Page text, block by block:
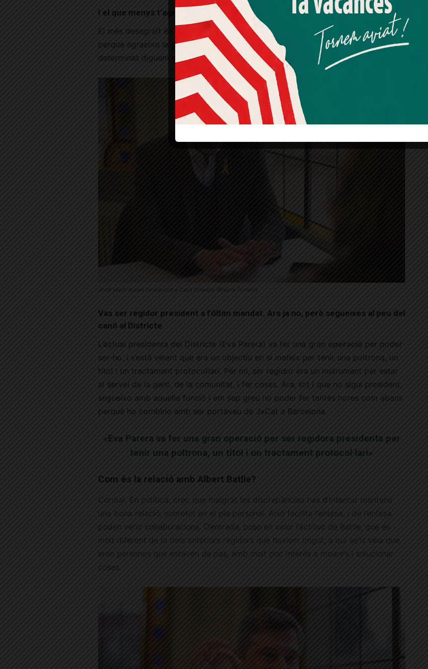
I el que menys t’agrada?
El més desagraït és que estàs molt exposat, sense cap filtre, i a mi m’agrada,
perquè agraeixo la proximitat i estar al peu de la trinxera….però en un moment
determinat diguem que et pot caure un roc.
Jordi Martí durant l’entrevista a Casa Orlandai ©Núria Torrents
Vas ser regidor president a l’últim mandat. Ara ja no, però segueixes al peu del
canó al Districte
L’actual presidenta del Districte (Eva Parera) va fer una gran operació per poder
ser-ho, i s’està veient que era un objectiu en si mateix per tenir una poltrona, un
títol i un tractament protocol·lari. Per mi, ser regidor era un instrument per estar
al servei de la gent, de la comunitat, i fer coses. Ara, tot i que no sigui president,
segueixo amb aquella funció i em sap greu no poder fer tantes hores com abans
perquè ho combino amb ser portaveu de JxCat a Barcelona.
«Eva Parera va fer una gran operació per ser regidora presidenta per
tenir una poltrona, un títol i un tractament protocol·lari»
Com és la relació amb Albert Batlle?
Cordial. En política, crec que malgrat les discrepàncies has d’intentar mantenir
una bona relació, sobretot en el pla personal. Això facilita l’entesa, i de l’entesa
poden venir col·laboracions. D’entrada, poso en valor l’actitud de Batlle, que és
molt diferent de la dels anteriors regidors que havíem tingut, a qui se’ls veia que
eren persones que estaven de pas, amb molt poc interès a moure’s i solucionar
coses.
Més informació Acceptar Rebutjar tot
Quan l’usuari crea un compte al Diari el Jardí, dona el seu
consentiment explícit per rebre comunicacions
informatives relacionades amb el servei. Aquest
consentiment pot ser revocat en qualsevol moment
mitjançant l’enllaç de baixa present a tots els correus.